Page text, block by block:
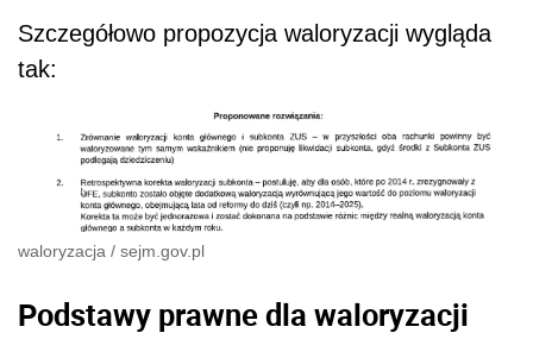
Szczegółowo propozycja waloryzacji wygląda
tak:
waloryzacja / sejm.gov.pl
Podstawy prawne dla waloryzacji